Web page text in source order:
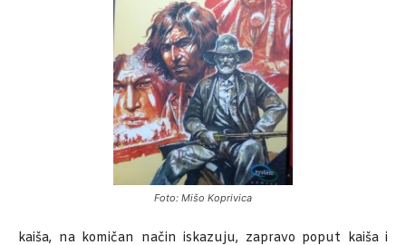
Foto: Mišo Koprivica
kaiša, na komičan način iskazuju, zapravo poput kaiša i